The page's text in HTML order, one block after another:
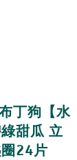
丁狗【水
甜瓜 立
24片